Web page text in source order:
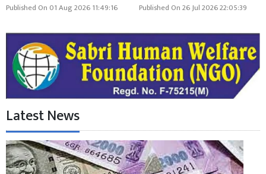
Published On 01 Aug 2026 11:49:16 Published On 26 Jul 2026 22:05:39
Latest News